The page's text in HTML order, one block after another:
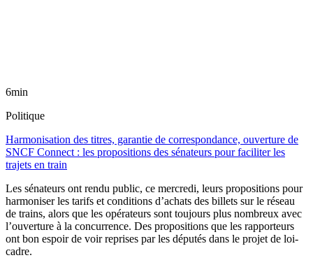
6min
Politique
Harmonisation des titres, garantie de correspondance, ouverture de
SNCF Connect : les propositions des sénateurs pour faciliter les
trajets en train
Les sénateurs ont rendu public, ce mercredi, leurs propositions pour
harmoniser les tarifs et conditions d’achats des billets sur le réseau
de trains, alors que les opérateurs sont toujours plus nombreux avec
l’ouverture à la concurrence. Des propositions que les rapporteurs
ont bon espoir de voir reprises par les députés dans le projet de loi-
cadre.